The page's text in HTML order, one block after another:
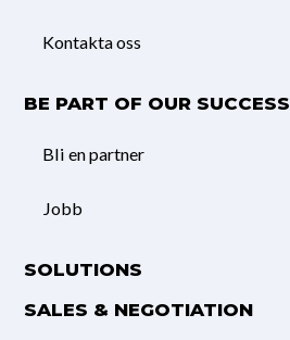
Kontakta oss
BE PART OF OUR SUCCESS
Bli en partner
Jobb
SOLUTIONS
SALES & NEGOTIATION